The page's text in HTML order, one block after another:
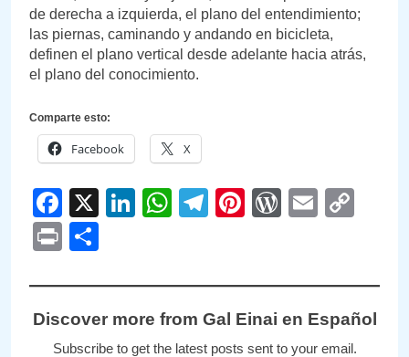
de derecha a izquierda, el plano del entendimiento;
las piernas, caminando y andando en bicicleta,
definen el plano vertical desde adelante hacia atrás,
el plano del conocimiento.
Comparte esto:
Facebook X
Facebook
X LinkedIn
WhatsApp
Telegram
PinterestEmail
Print
Discover more from Gal Einai en Español
Subscribe to get the latest posts sent to your email.